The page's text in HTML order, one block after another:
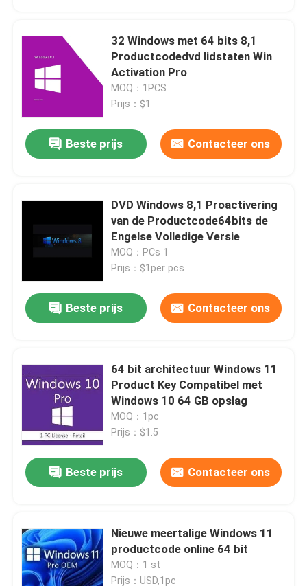
Over ons
Neem contact met ons op
Nieuws
Vraag een offerte
Office 2024 Key kopen
bureau 2021 beroeps plus
32 Windows met 64 bits 8,1
Productcodedvd lidstaten Win
Activation Pro
MOQ：1PCS
Prijs：$1
Beste prijs Contacteer ons
DVD Windows 8,1 Proactivering
van de Productcode64bits de
Engelse Volledige Versie
MOQ：PCs 1
Prijs：$1per pcs
Beste prijs Contacteer ons
64 bit architectuur Windows 11
Product Key Compatibel met
Windows 10 64 GB opslag
MOQ：1pc
Prijs：$1.5
Beste prijs Contacteer ons
Nieuwe meertalige Windows 11
productcode online 64 bit
MOQ：1 st
Prijs：USD,1pc